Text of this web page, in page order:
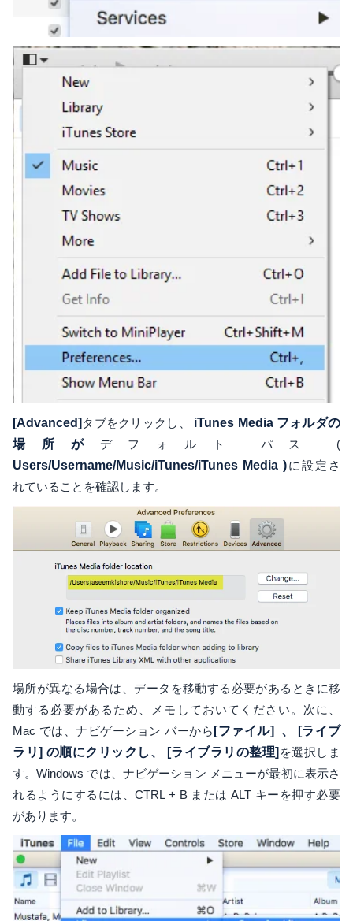
[Advanced] タブをクリックし、 iTunes Media フォルダの
場所が デフォルト パス (
Users/Username/Music/iTunes/iTunes Media )に設定さ
れていることを確認します。
場所が異なる場合は、データを移動する必要があるときに移
動する必要があるため、メモしておいてください。次に、
Mac では、ナビゲーション バーから [ファイル] 、
[ライブ
ラリ] の順にクリックし、
[ライブラリの整理] を選択しま
す。Windows では、ナビゲーション メニューが最初に表示さ
れるようにするには、CTRL + B または ALT キーを押す必要
があります。